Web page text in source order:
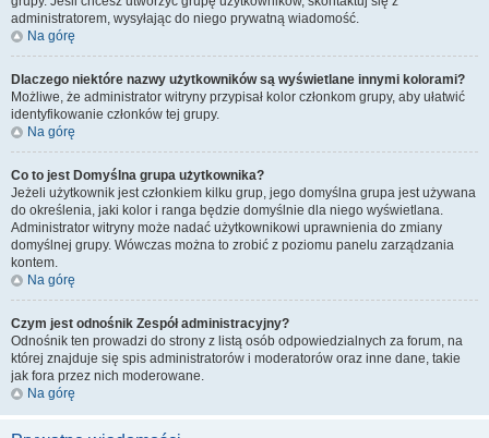
administratorem, wysyłając do niego prywatną wiadomość.
Na górę
Dlaczego niektóre nazwy użytkowników są wyświetlane innymi kolorami?
Możliwe, że administrator witryny przypisał kolor członkom grupy, aby ułatwić
identyfikowanie członków tej grupy.
Na górę
Co to jest Domyślna grupa użytkownika?
Jeżeli użytkownik jest członkiem kilku grup, jego domyślna grupa jest używana
do określenia, jaki kolor i ranga będzie domyślnie dla niego wyświetlana.
Administrator witryny może nadać użytkownikowi uprawnienia do zmiany
domyślnej grupy. Wówczas można to zrobić z poziomu panelu zarządzania
kontem.
Na górę
Czym jest odnośnik Zespół administracyjny?
Odnośnik ten prowadzi do strony z listą osób odpowiedzialnych za forum, na
której znajduje się spis administratorów i moderatorów oraz inne dane, takie
jak fora przez nich moderowane.
Na górę